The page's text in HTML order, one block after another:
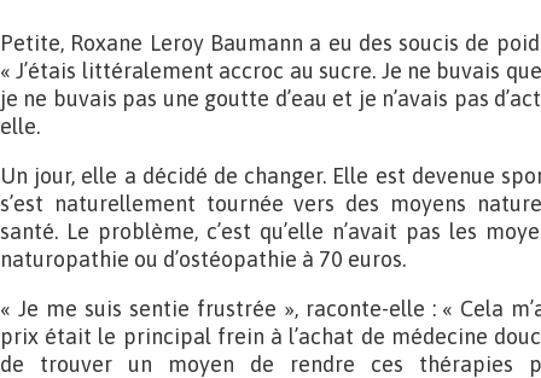
Petite, Roxane Leroy Baumann a eu des soucis de
« J’étais littéralement accroc au sucre. Je ne buvais
je ne buvais pas une goutte d’eau et je n’avais pas
elle.
Un jour, elle a décidé de changer. Elle est devenue
s’est naturellement tournée vers des moyens
santé. Le problème, c’est qu’elle n’avait pas les
naturopathie ou d’ostéopathie à 70 euros.
« Je me suis sentie frustrée », raconte-elle : « Cela
prix était le principal frein à l’achat de médecine
de trouver un moyen de rendre ces thérapies